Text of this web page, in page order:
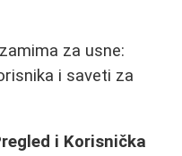
za usne:
i saveti za
i Korisnička